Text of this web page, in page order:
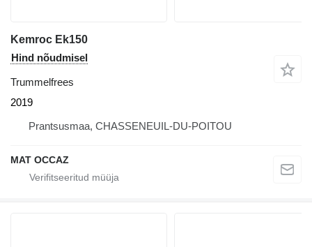
Kemroc Ek150
Hind nõudmisel
Trummelfrees
2019
Prantsusmaa, CHASSENEUIL-DU-POITOU
MAT OCCAZ